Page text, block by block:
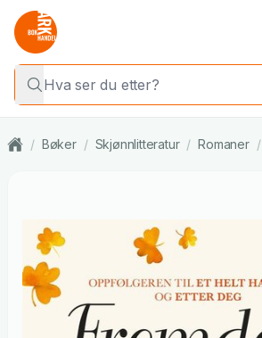
/ Bøker / Skjønnlitteratur / Romaner /